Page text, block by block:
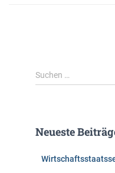
S
u
n
Suchen …
Neueste